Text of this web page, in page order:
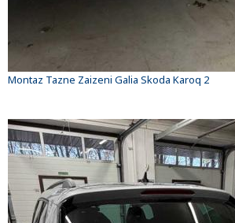
Montaz Tazne Zaizeni Galia Skoda Karoq 2